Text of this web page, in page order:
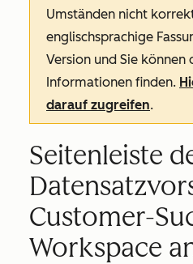
Umständen nicht
englischsprachige
Version und Sie
Informationen finden.
darauf zugreifen.
Seitenleiste
Customer-
Workspace